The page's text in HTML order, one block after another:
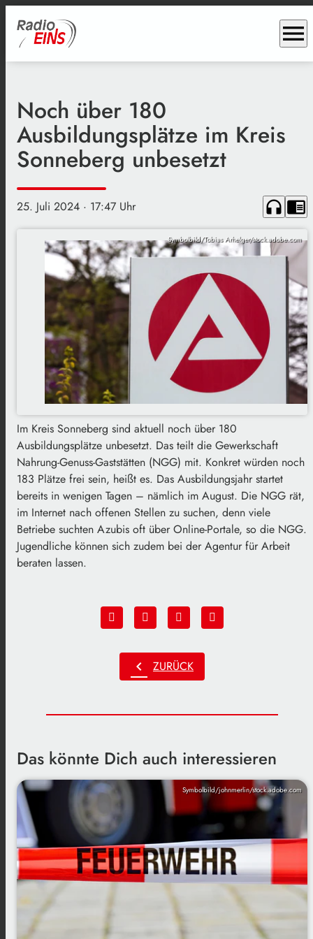
menu
Noch über 180
Ausbildungsplätze im Kreis
Sonneberg unbesetzt
25. Juli 2024 · 17:47 Uhr headphones chrome_reader_mode
Symbolbild/Tobias Arhelger/stock.adobe.com
Im Kreis Sonneberg sind aktuell noch über 180
Ausbildungsplätze unbesetzt. Das teilt die Gewerkschaft
Nahrung-Genuss-Gaststätten (NGG) mit. Konkret würden noch
183 Plätze frei sein, heißt es. Das Ausbildungsjahr startet
bereits in wenigen Tagen – nämlich im August. Die NGG rät,
im Internet nach offenen Stellen zu suchen, denn viele
Betriebe suchten Azubis oft über Online-Portale, so die NGG.
Jugendliche können sich zudem bei der Agentur für Arbeit
beraten lassen.
chevron_left ZURÜCK
Das könnte Dich auch interessieren
Symbolbild/johnmerlin/stock.adobe.com